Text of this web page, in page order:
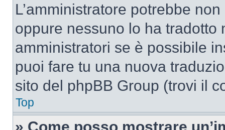
L’amministratore potrebbe
oppure nessuno lo ha
amministratori se è possibile
puoi fare tu una nuova
sito del phpBB Group (trovi il
Top